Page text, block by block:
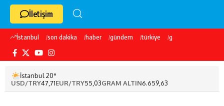
İletişim
İstanbul son dakika haber gündem türkiye galatasaray
İstanbul 20°
USD/TRY47,71EUR/TRY55,03GRAM ALTIN6.659,63